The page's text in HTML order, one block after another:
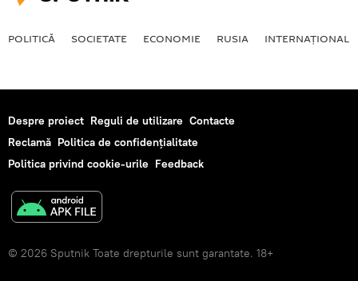
POLITICĂ SOCIETATE ECONOMIE RUSIA INTERNAŢIONAL
Despre proiect Reguli de utilizare Contacte
Reclamă Politica de confidențialitate
Politica privind cookie-urile Feedback
© 2026 Sputnik Toate drepturile sunt garantate. 18+